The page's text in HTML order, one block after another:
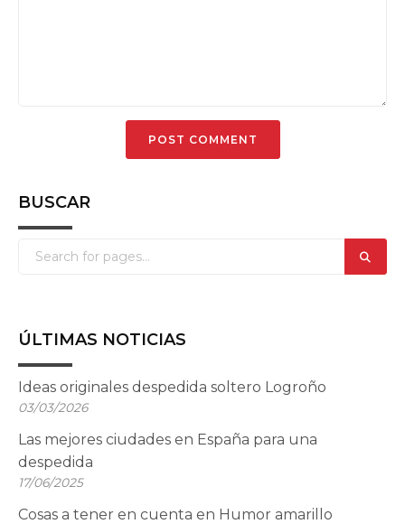
BUSCAR
ÚLTIMAS NOTICIAS
Ideas originales despedida soltero Logroño
03/03/2026
Las mejores ciudades en España para una
despedida
17/06/2025
Cosas a tener en cuenta en Humor amarillo